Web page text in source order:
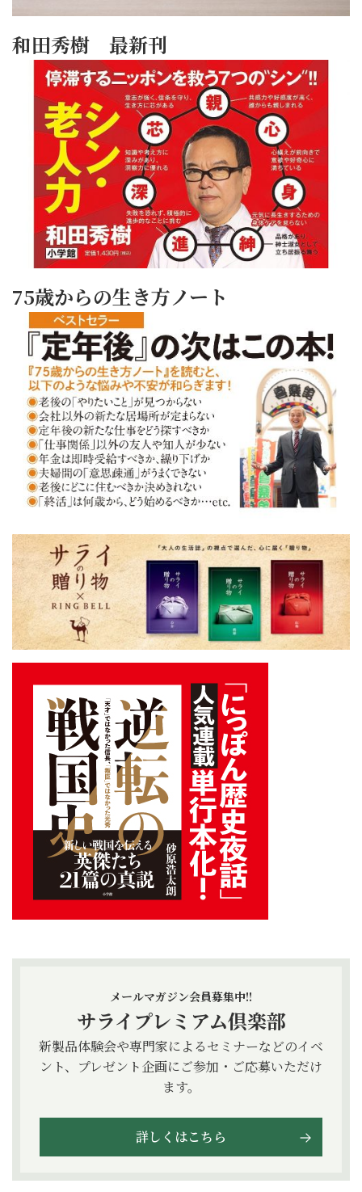
和田秀樹 最新刊
75歳からの生き方ノート
メールマガジン会員募集中!!
サライプレミアム倶楽部
新製品体験会や専門家によるセミナーなどのイベ
ント、プレゼント企画にご参加・ご応募いただけ
ます。
詳しくはこちら